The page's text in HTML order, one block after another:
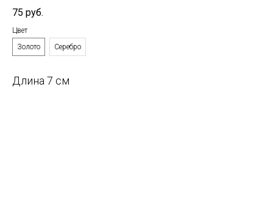
75 руб.
Цвет
Золото
Серебро
Длина 7 см